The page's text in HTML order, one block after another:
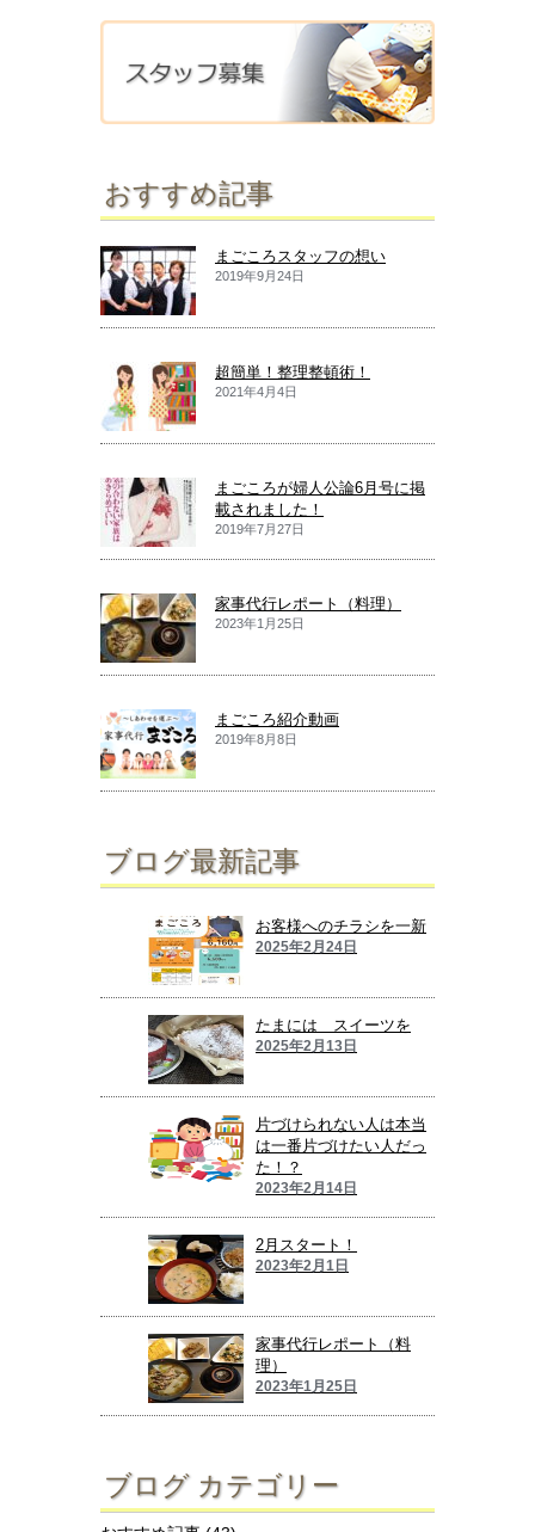
おすすめ記事
まごころスタッフの想い
2019年9月24日
超簡単！整理整頓術！
2021年4月4日
まごころが婦人公論6月号に掲
載されました！
2019年7月27日
家事代行レポート（料理）
2023年1月25日
まごころ紹介動画
2019年8月8日
ブログ最新記事
お客様へのチラシを一新
2025年2月24日
たまには スイーツを
2025年2月13日
片づけられない人は本当
は一番片づけたい人だっ
た！？
2023年2月14日
2月スタート！
2023年2月1日
家事代行レポート（料
理）
2023年1月25日
ブログ カテゴリー